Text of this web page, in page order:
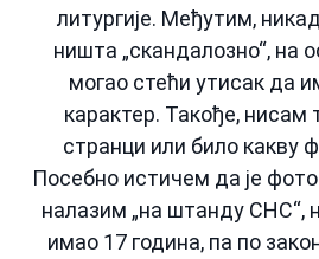
литургије. Међутим,
ништа „скандалозно“, на
могао стећи утисак да
карактер. Такође, нисам
странци или било какву
Посебно истичем да је
налазим „на штанду СНС“,
имао 17 година, па по